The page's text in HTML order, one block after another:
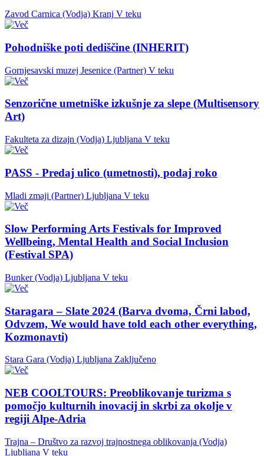
Zavod Carnica (Vodja) Kranj V teku
Pohodniške poti dediščine (INHERIT)
Gornjesavski muzej Jesenice (Partner) V teku
Senzorične umetniške izkušnje za slepe (Multisensory
Art)
Fakulteta za dizajn (Vodja) Ljubljana V teku
PASS - Predaj ulico (umetnosti), podaj roko
Mladi zmaji (Partner) Ljubljana V teku
Slow Performing Arts Festivals for Improved
Wellbeing, Mental Health and Social Inclusion
(Festival SPA)
Bunker (Vodja) Ljubljana V teku
Staragara – Slate 2024 (Barva dvoma, Črni labod,
Odvzem, We would have told each other everything,
Kozmonavti)
Stara Gara (Vodja) Ljubljana Zaključeno
NEB COOLTOURS: Preoblikovanje turizma s
pomočjo kulturnih inovacij in skrbi za okolje v
regiji Alpe-Adria
Trajna – Društvo za razvoj trajnostnega oblikovanja (Vodja)
Ljubljana V teku